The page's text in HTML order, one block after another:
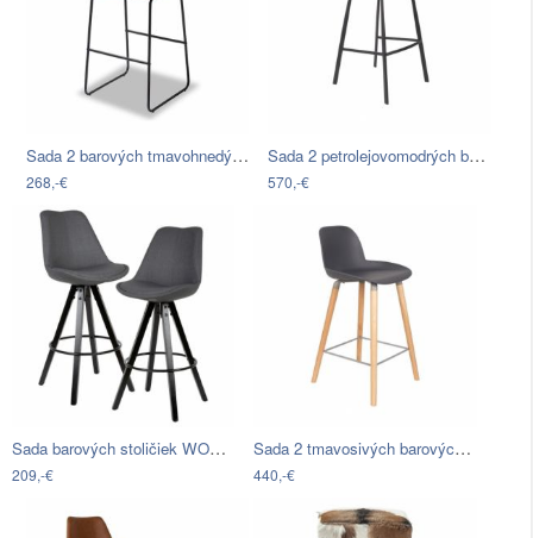
Sada 2 barových tmavohnedých stoličiek…
268,-€
Sada 2 petrolejovomodrých barových…
570,-€
Sada barových stoličiek WOHNLING…
209,-€
Sada 2 tmavosivých barových stoličiek…
440,-€